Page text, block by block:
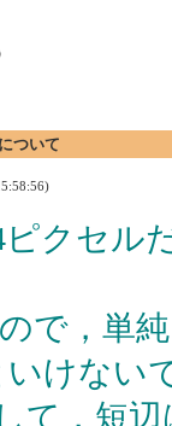
ついて
ピクセル
ので，単
いけない
て，短